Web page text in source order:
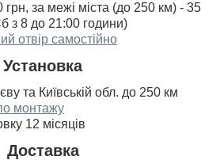
грн, за межі міста (до 250 км) - 35
з 8 до 21:00 години)
отвір самостійно
Установка
та Київській обл. до 250 км
монтажу
12 місяців
Доставка